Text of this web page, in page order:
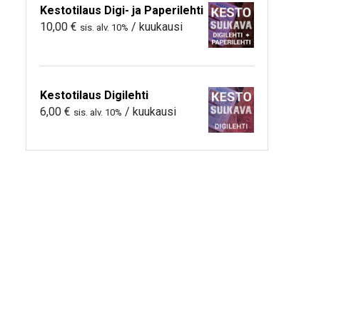
Kestotilaus Digi- ja Paperilehti
10,00 € sis. alv. 10% / kuukausi
Kestotilaus Digilehti
6,00 € sis. alv. 10% / kuukausi